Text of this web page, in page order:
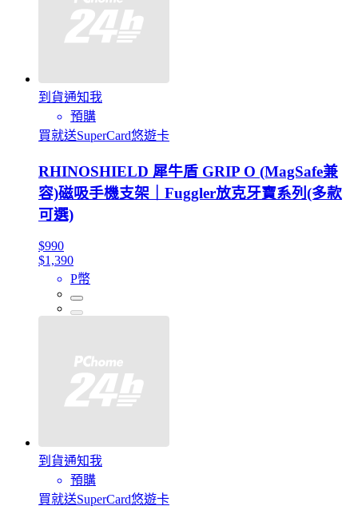
到貨通知我
預購
買就送SuperCard悠遊卡
RHINOSHIELD 犀牛盾 GRIP O (MagSafe兼
容)磁吸手機支架｜Fuggler放克牙寶系列(多款
可選)
$990
$1,390
P幣
到貨通知我
預購
買就送SuperCard悠遊卡